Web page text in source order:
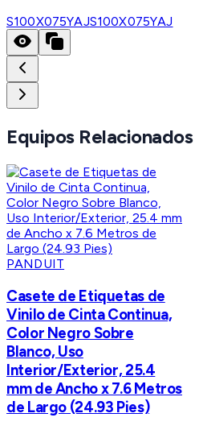
S100X075YAJS100X075YAJ
Equipos Relacionados
PANDUIT
Casete de Etiquetas de
Vinilo de Cinta Continua,
Color Negro Sobre
Blanco, Uso
Interior/Exterior, 25.4
mm de Ancho x 7.6 Metros
de Largo (24.93 Pies)